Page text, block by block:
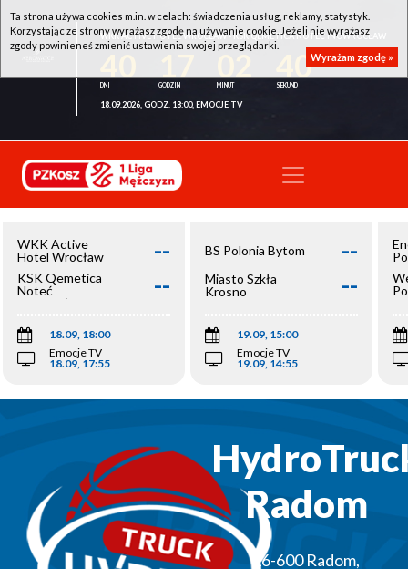
WKK ACTIVE HOTEL WROCŁAW - KSK QEMETICA NOTEĆ INOWROCŁAW
40
18.09.2026, GODZ. 18:00, EMOCJE TV
WKK Active
Hotel Wrocław
--
KSK Qemetica
Noteć
Inowrocław
--
18.09, 18:00
Emocje TV
18.09, 17:55
BS Polonia Bytom --
Miasto Szkła
Krosno
--
19.09, 15:00
Emocje TV
19.09, 14:55
Radom
26-600 Radom,
Ta strona używa cookies m.in. w celach: świadczenia usług, reklamy, statystyk.
Korzystając ze strony wyrażasz zgodę na używanie cookie. Jeżeli nie wyrażasz
zgody powinieneś zmienić ustawienia swojej przeglądarki.
Wyrażam zgodę »